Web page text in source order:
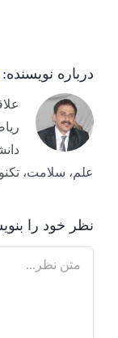
درباره نویسنده:
علم، سلامت،
نظر خود را
Comment